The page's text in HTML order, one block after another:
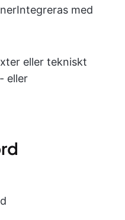
med
eller tekniskt
eller